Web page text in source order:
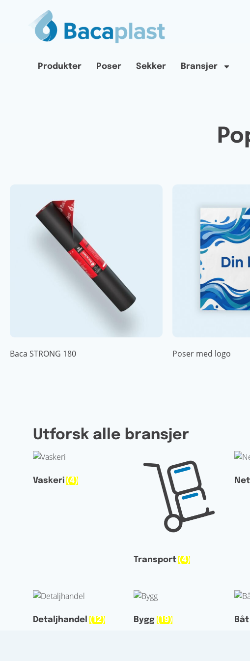
Produkter Poser Sekker Bransjer
Baca STRONG 180 Poser med logo
Utforsk alle bransjer
Vaskeri (4)
Transport (4)
Detaljhandel (12) Bygg (19) Båt